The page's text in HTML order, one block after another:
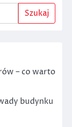
Szukaj
– co warto
budynku